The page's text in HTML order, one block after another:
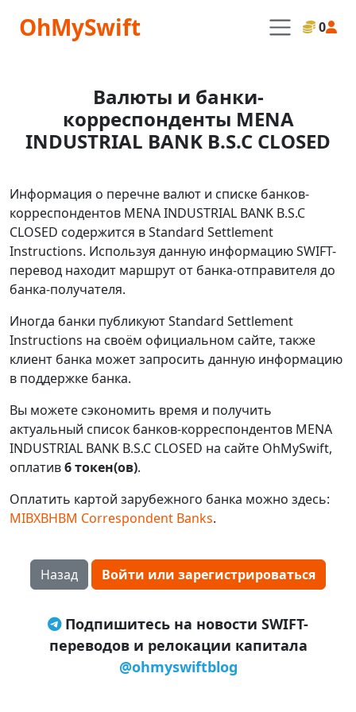
OhMySwift 0
Валюты и банки-
корреспонденты MENA
INDUSTRIAL BANK B.S.C CLOSED
Информация о перечне валют и списке банков-
корреспондентов MENA INDUSTRIAL BANK B.S.C
CLOSED содержится в Standard Settlement
Instructions. Используя данную информацию SWIFT-
перевод находит маршрут от банка-отправителя до
банка-получателя.
Иногда банки публикуют Standard Settlement
Instructions на своём официальном сайте, также
клиент банка может запросить данную информацию
в поддержке банка.
Вы можете сэкономить время и получить
актуальный список банков-корреспондентов MENA
INDUSTRIAL BANK B.S.C CLOSED на сайте OhMySwift,
оплатив6 токен(ов).
Оплатить картой зарубежного банка можно здесь:
MIBXBHBM Correspondent Banks.
Назад Войти или зарегистрироваться
Подпишитесь на новости SWIFT-
переводов и релокации капитала
@ohmyswiftblog